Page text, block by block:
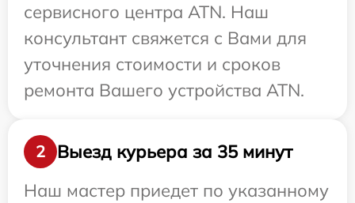
сервисного центра ATN. Наш
консультант свяжется с Вами для
уточнения стоимости и сроков
ремонта Вашего устройства ATN.
2
Выезд курьера за 35 минут
Наш мастер приедет по указанному